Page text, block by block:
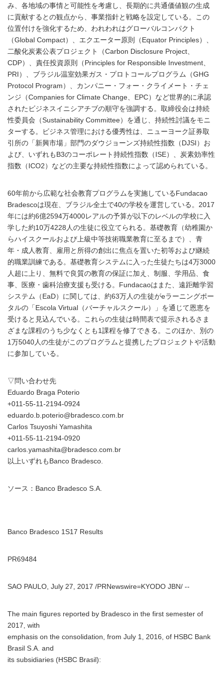
み、各地域の事情と可能性を考慮し、長期的に共通価値観の生成
に貢献するとの観点から、事業指針と戦略を設定している。この
位置付けを強化するため、われわれはグローバルコンパクト
（Global Compact）、エクエーター原則（Equator Principles）、
二酸化炭素公表プロジェクト（Carbon Disclosure Project、
CDP）、責任投資原則（Principles for Responsible Investment、
PRI）、ブラジル温室効果ガス・プロトコールプログラム（GHG
Protocol Program）、カンパニー・フォー・クライメート・チェ
ンジ（Companies for Climate Change、EPC）など世界的に承認
されたビジネスイニシアチブの順守を強調する。取締役会は持続
性委員会（Sustainability Committee）を通じ、持続性討議をモニ
ターする。ビジネス管理における優秀性は、ニューヨーク証券取
引所の「新興市場」部門のダウジョーンズ持続性指数（DJSI）お
よび、いずれもB3のコーポレート持続性指数（ISE）、炭素効率性
指数（ICO2）などの主要な持続性指数によって認められている。
60年前から広範な社会教育プログラムを実施しているFundacao
Bradescoは現在、ブラジル全土で40の学校を運営している。2017
年には約6億2594万4000レアルの予算が以下のレベルの学校に入
学した約10万4228人の生徒に役立てられる。基礎教育（幼稚園か
らハイスクールおよび上級中等技術職業教育に至るまで）、青
年・成人教育、雇用と所得の創出に焦点を置いた初等および継続
的職業訓練である。基礎教育システムに入った生徒たちは4万3000
人超に上り、無料で良質の教育の保証に加え、制服、学用品、食
事、医療・歯科治療支援も受ける。Fundacaoはまた、遠距離学習
システム（EaD）に関しては、約63万人の生徒がeラーニングポー
タルの「Escola Virtual（バーチャルスクール）」を通じて恩恵を
受けると見込んでいる。これらの生徒は時間表で提示されるさま
ざまな課程のうち少なくとも1課程を修了できる。このほか、別の
1万5040人の生徒がこのプログラムと提携したプロジェクトや活動
に参加している。
▽問い合わせ先
Eduardo Braga Poterio
+011-55-11-2194-0924
eduardo.b.poterio@bradesco.com.br
Carlos Tsuyoshi Yamashita
+011-55-11-2194-0920
carlos.yamashita@bradesco.com.br
以上いずれもBanco Bradesco.
ソース：Banco Bradesco S.A.
Banco Bradesco 1S17 Results
PR69484
SAO PAULO, July 27, 2017 /PRNewswire=KYODO JBN/ --
The main figures reported by Bradesco in the first semester of
2017, with
emphasis on the consolidation, from July 1, 2016, of HSBC Bank
Brasil S.A. and
its subsidiaries (HSBC Brasil):